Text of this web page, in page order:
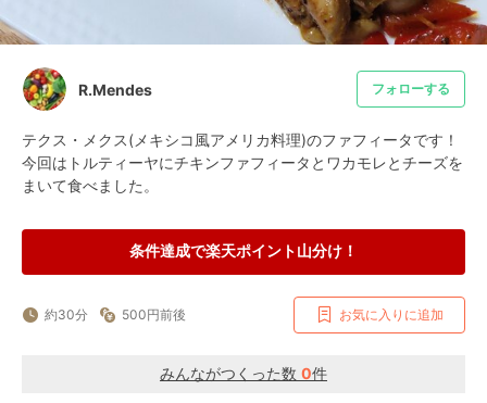
R.Mendes フォローする
テクス・メクス(メキシコ風アメリカ料理)のファフィータです！
今回はトルティーヤにチキンファフィータとワカモレとチーズを
まいて食べました。
条件達成で楽天ポイント山分け！
約30分 500円前後 お気に入りに追加
みんながつくった数 0件